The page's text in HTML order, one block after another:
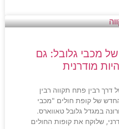
מכבי גלובל: גם
מודרנית
דרך רבין פתח תקווה רבין
של קופת חולים "מכבי
במגדל גלובל טאווארס.
שלוקח את קופות החולים